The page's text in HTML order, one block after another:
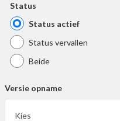
Status
Status actief
Status vervallen
Beide
Versie opname
Kies